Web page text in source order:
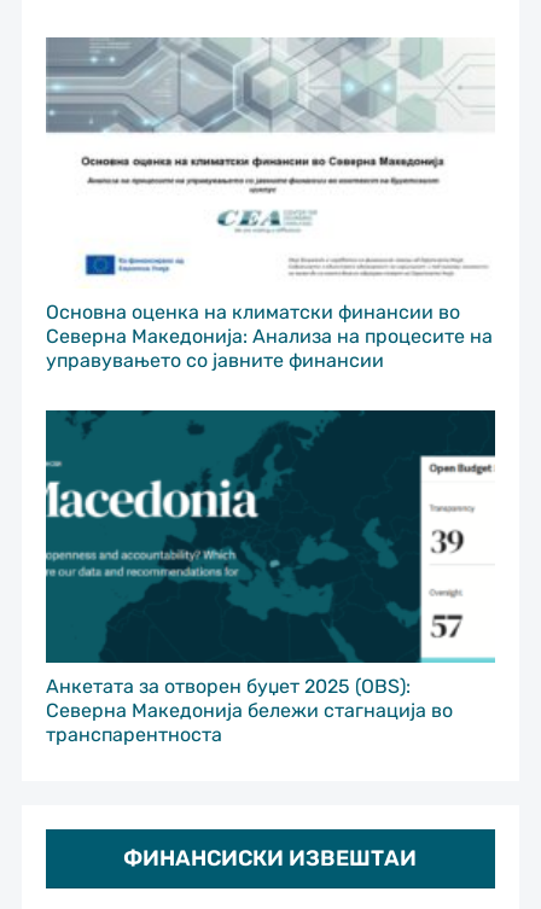
Основна оценка на климатски финансии во
Северна Македонија: Анализа на процесите на
управувањето со јавните финансии
Анкетата за отворен буџет 2025 (OBS):
Северна Македонија бележи стагнација во
транспарентноста
ФИНАНСИСКИ ИЗВЕШТАИ